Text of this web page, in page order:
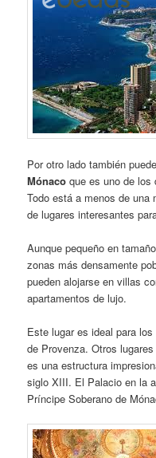
Por otro lado también
Mónaco que es uno de
Todo está a menos de una
de lugares interesantes
Aunque pequeño en
zonas más densamente
pueden alojarse en villas
apartamentos de lujo.
Este lugar es ideal para
de Provenza. Otros
es una estructura
siglo XIII. El Palacio en la
Príncipe Soberano de